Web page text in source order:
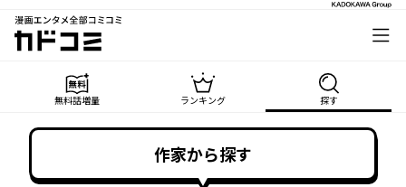
漫画エンタメ全部コミコミ
カドコミ
無料話増量 ランキング 探す
作家から探す